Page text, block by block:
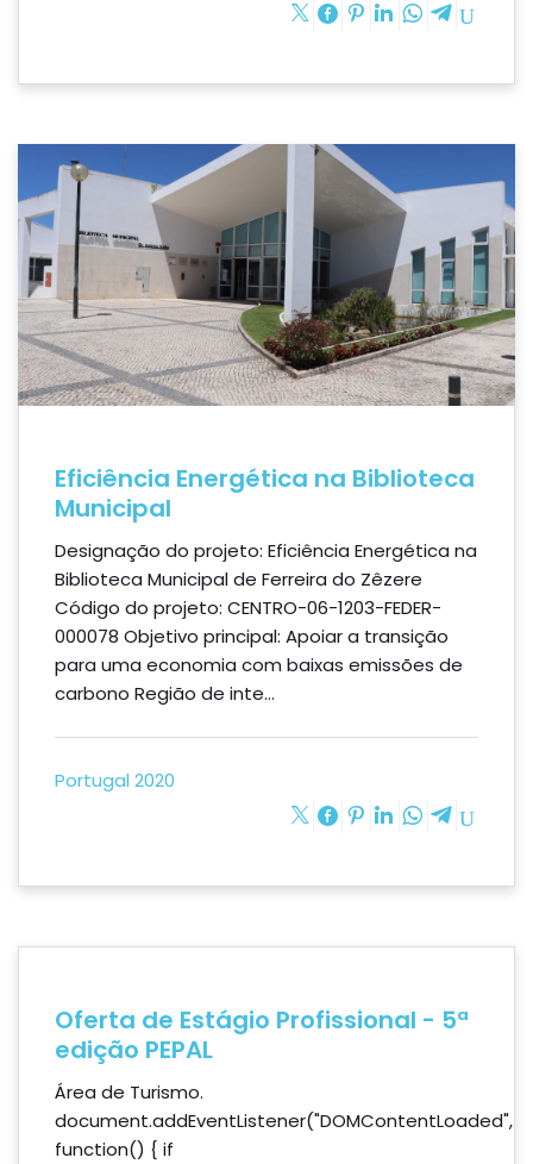
Eficiência Energética na Biblioteca
Municipal
Designação do projeto: Eficiência Energética na
Biblioteca Municipal de Ferreira do Zêzere
Código do projeto: CENTRO-06-1203-FEDER-
000078 Objetivo principal: Apoiar a transição
para uma economia com baixas emissões de
carbono Região de inte...
Portugal 2020
Oferta de Estágio Profissional - 5ª
edição PEPAL
Área de Turismo.
document.addEventListener("DOMContentLoaded",
function() { if